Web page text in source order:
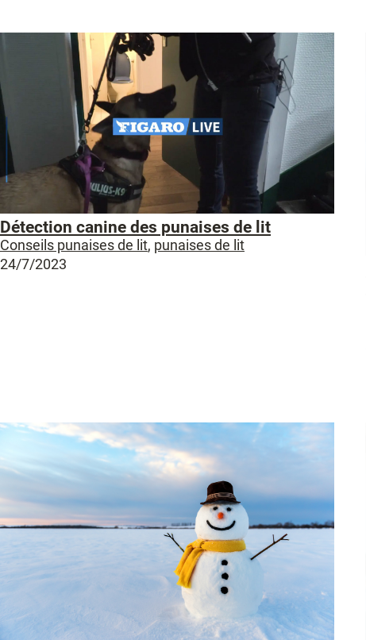
Détection canine des punaises de lit
Conseils punaises de lit, punaises de lit
24/7/2023